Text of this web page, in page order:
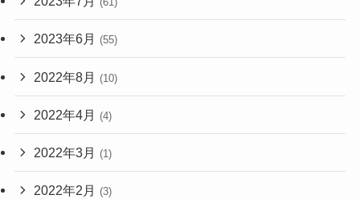
2023年6月 (55)
2022年8月 (10)
2022年4月 (4)
2022年3月 (1)
2022年2月 (3)